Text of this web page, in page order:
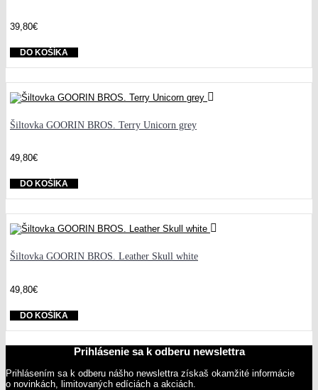
39,80€
DO KOŠÍKA
Šiltovka GOORIN BROS. Terry Unicorn grey
49,80€
DO KOŠÍKA
Šiltovka GOORIN BROS. Leather Skull white
49,80€
DO KOŠÍKA
Prihlásenie sa k odberu newslettra
Prihlásením sa k odberu nášho newslettra získaš okamžité informácie
o novinkách, limitovaných edíciách a akciách.